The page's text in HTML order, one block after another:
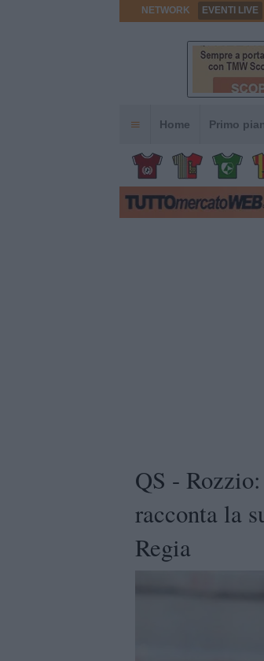
NETWORK EVENTI LIVE
Home Primo
QS -
racconta la
Regia